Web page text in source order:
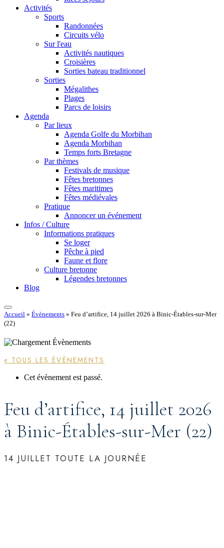
Activités
Sports
Randonnées
Circuits vélo
Sur l'eau
Activités nautiques
Croisières
Sorties bateau traditionnel
Sorties
Mégalithes
Plages
Parcs de loisirs
Agenda
Par lieux
Agenda Golfe du Morbihan
Agenda Morbihan
Temps forts Bretagne
Par thèmes
Festivals de musique
Fêtes bretonnes
Fêtes maritimes
Fêtes médiévales
Pratique
Annoncer un événement
Infos / Culture
Informations pratiques
Se loger
Pêche à pied
Faune et flore
Culture bretonne
Légendes bretonnes
Blog
Accueil » Évènements » Feu d’artifice, 14 juillet 2026 à Binic-Étables-sur-Mer
(22)
« TOUS LES ÉVÈNEMENTS
Cet évènement est passé.
Feu d’artifice, 14 juillet 2026
à Binic-Étables-sur-Mer (22)
14 JUILLET TOUTE LA JOURNÉE